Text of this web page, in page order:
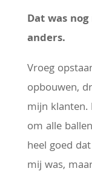
Dat was
anders.
Vroeg
opbouwen,
mijn klanten.
om alle
heel goed
mij was,